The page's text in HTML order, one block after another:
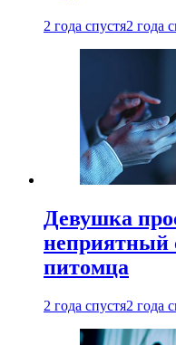
2 года спустя2 года
Девушка
неприятный
питомца
2 года спустя2 года